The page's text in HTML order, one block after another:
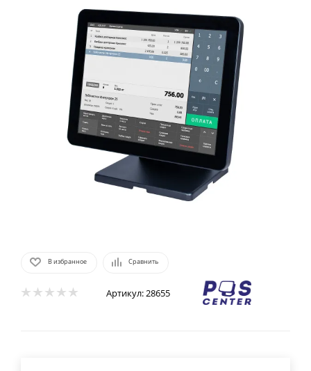
В избранное Сравнить
Артикул:28655